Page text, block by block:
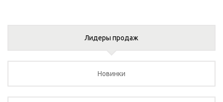
Лидеры продаж
Новинки